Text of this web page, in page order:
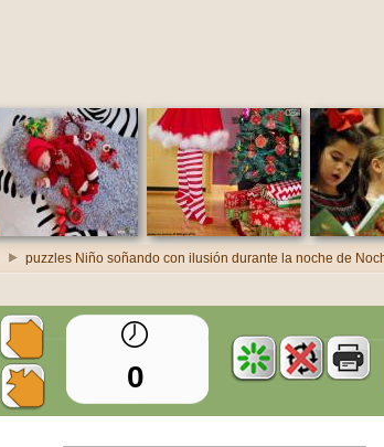
puzzles Niño soñando con ilusión durante la noche de
0